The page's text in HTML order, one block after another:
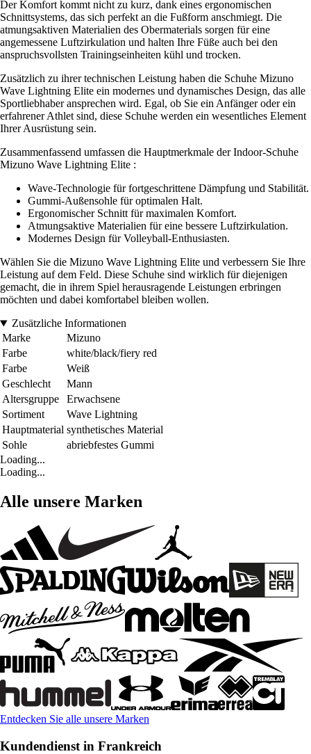
Der Komfort kommt nicht zu kurz, dank eines ergonomischen
Schnittsystems, das sich perfekt an die Fußform anschmiegt. Die
atmungsaktiven Materialien des Obermaterials sorgen für eine
angemessene Luftzirkulation und halten Ihre Füße auch bei den
anspruchsvollsten Trainingseinheiten kühl und trocken.
Zusätzlich zu ihrer technischen Leistung haben die Schuhe Mizuno
Wave Lightning Elite ein modernes und dynamisches Design, das alle
Sportliebhaber ansprechen wird. Egal, ob Sie ein Anfänger oder ein
erfahrener Athlet sind, diese Schuhe werden ein wesentliches Element
Ihrer Ausrüstung sein.
Zusammenfassend umfassen die Hauptmerkmale der Indoor-Schuhe
Mizuno Wave Lightning Elite :
Wave-Technologie für fortgeschrittene Dämpfung und Stabilität.
Gummi-Außensohle für optimalen Halt.
Ergonomischer Schnitt für maximalen Komfort.
Atmungsaktive Materialien für eine bessere Luftzirkulation.
Modernes Design für Volleyball-Enthusiasten.
Wählen Sie die Mizuno Wave Lightning Elite und verbessern Sie Ihre
Leistung auf dem Feld. Diese Schuhe sind wirklich für diejenigen
gemacht, die in ihrem Spiel herausragende Leistungen erbringen
möchten und dabei komfortabel bleiben wollen.
Zusätzliche Informationen
Marke
Mizuno
Farbe
white/black/fiery red
Farbe
Weiß
Geschlecht
Mann
Altersgruppe
Erwachsene
Sortiment
Wave Lightning
Hauptmaterial synthetisches Material
Sohle
abriebfestes Gummi
Loading...
Loading...
Alle unsere Marken
Entdecken Sie alle unsere Marken
Kundendienst in Frankreich